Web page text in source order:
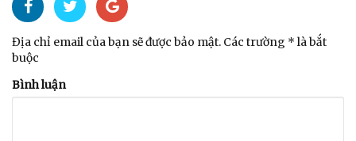
Địa chỉ email của bạn sẽ được bảo mật. Các trường * là bắt
buộc
Bình luận